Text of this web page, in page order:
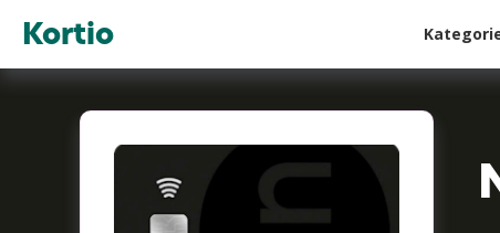
Kortio